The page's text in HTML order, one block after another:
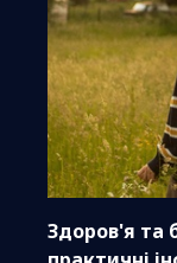
Здоров'я та